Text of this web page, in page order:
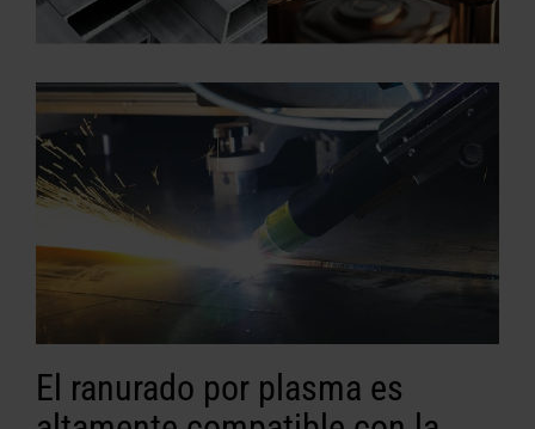
El ranurado por plasma es